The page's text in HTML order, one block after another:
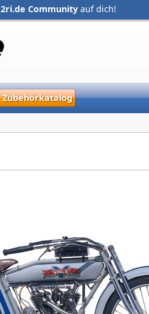
2ri.de Community auf dich!
Zubehörkatalog